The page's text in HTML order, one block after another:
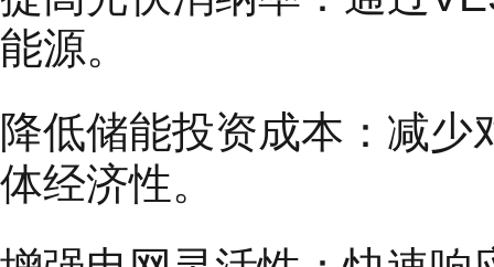
能源。
降低储能投资成本：减
体经济性。